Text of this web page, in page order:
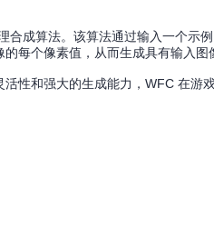
成算法。该算法通过输入一个示
每个像素值，从而生成具有输入图
性和强大的生成能力，WFC 在游